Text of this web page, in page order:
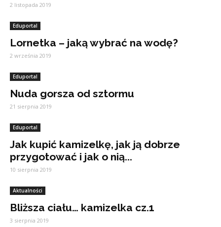
2 listopada 2019
Eduportal
Lornetka – jaką wybrać na wodę?
2 września 2019
Eduportal
Nuda gorsza od sztormu
21 sierpnia 2019
Eduportal
Jak kupić kamizelkę, jak ją dobrze
przygotować i jak o nią...
10 sierpnia 2019
Aktualności
Bliższa ciału… kamizelka cz.1
3 sierpnia 2019